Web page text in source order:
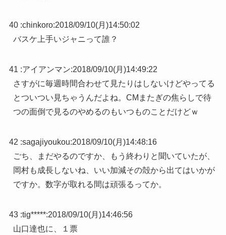
40 :chinkoro:2018/09/10(月)14:50:02
バスケ上手いジャニって誰？
41 :アイアンマン:2018/09/10(月)14:49:22
さすがに毎週時間合わせて見たりはしないけどやってる
とついつい見ちゃうんだよね。CMまたぎの焦らしで待
つの面倒で見るのやめるのもいつものことだけどｗ
42 :sagajiyoukou:2018/09/10(月)14:48:16
ごち、まだやるのですか、もう終わりと聞いていたが、
岡村も成長しないね、いい加減その殻から出てはいかが
ですか。数字が取れる間は頑張るってか。
43 :tig*****:2018/09/10(月)14:46:56
山口達也に、１票